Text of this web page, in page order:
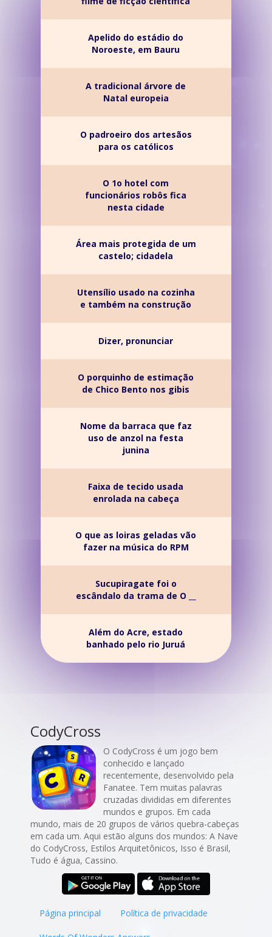
Apelido do estádio do
Noroeste, em Bauru
A tradicional árvore de
Natal europeia
O padroeiro dos artesãos
para os católicos
O 1o hotel com
funcionários robôs fica
nesta cidade
Área mais protegida de um
castelo; cidadela
Utensílio usado na cozinha
e também na construção
Dizer, pronunciar
O porquinho de estimação
de Chico Bento nos gibis
Nome da barraca que faz
uso de anzol na festa
junina
Faixa de tecido usada
enrolada na cabeça
O que as loiras geladas vão
fazer na música do RPM
Sucupiragate foi o
escândalo da trama de O __
Além do Acre, estado
banhado pelo rio Juruá
CodyCross
O CodyCross é um jogo bem
conhecido e lançado
recentemente, desenvolvido pela
Fanatee. Tem muitas palavras
cruzadas divididas em diferentes
mundos e grupos. Em cada
mundo, mais de 20 grupos de vários quebra-cabeças
em cada um. Aqui estão alguns dos mundos: A Nave
do CodyCross, Estilos Arquitetônicos, Isso é Brasil,
Tudo é água, Cassino.
Página principal Política de privacidade